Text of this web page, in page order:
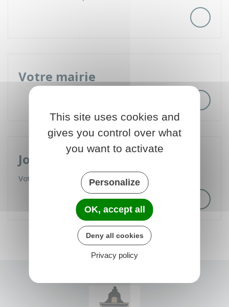
Votre mairie
Journal municipal
Votre Cocagnard 2026 est en ligne !
This site uses cookies and
gives you control over what
you want to activate
Personalize
OK, accept all
Deny all cookies
Privacy policy